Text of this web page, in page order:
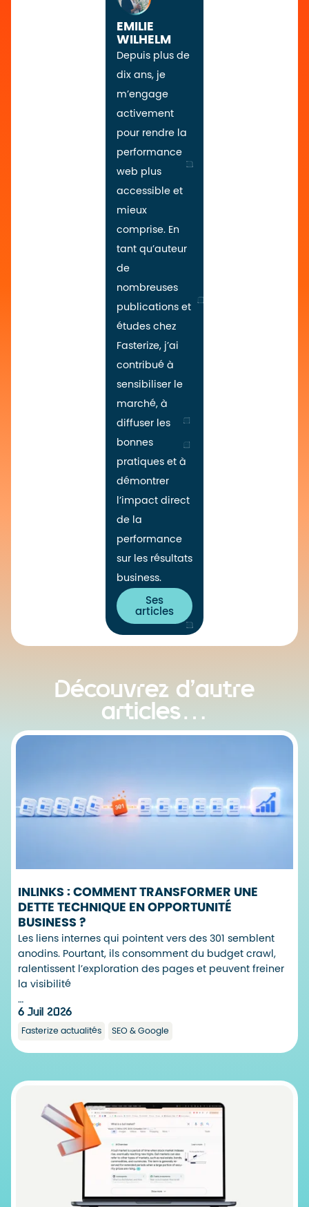
EMILIE
WILHELM
Depuis plus de
dix ans, je
m’engage
activement
pour rendre la
performance
web plus
accessible et
mieux
comprise. En
tant qu’auteur
de
nombreuses
publications et
études chez
Fasterize, j’ai
contribué à
sensibiliser le
marché, à
diffuser les
bonnes
pratiques et à
démontrer
l’impact direct
de la
performance
sur les résultats
business.
Ses
articles
Découvrez d’autre
articles…
INLINKS : COMMENT TRANSFORMER UNE
DETTE TECHNIQUE EN OPPORTUNITÉ
BUSINESS ?
Les liens internes qui pointent vers des 301 semblent
anodins. Pourtant, ils consomment du budget crawl,
ralentissent l’exploration des pages et peuvent freiner
la visibilité
…
6 Juil 2026
Fasterize actualités SEO & Google